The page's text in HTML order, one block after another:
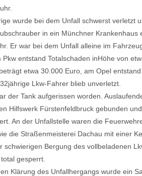
wurde bei dem Unfall schwerst verletzt
in ein Münchner
Er war bei dem Unfall alleine im
Pkw entstand Totalschaden inHöhe von
etwa 30.000 Euro, am Opel
Lkw-Fahrer blieb unverletzt.
der Tank aufgerissen worden.
Hilfswerk Fürstenfeldbruck gebunden
An der Unfallstelle waren die
die Straßenmeisterei Dachau mit einer
schwierigen Bergung des vollbeladenen
gesperrt.
Klärung des Unfallhergangs wurde ein